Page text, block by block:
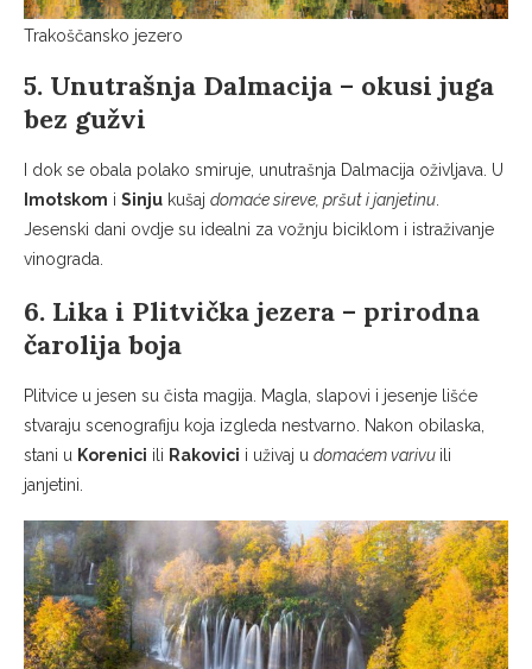
Trakoščansko jezero
5. Unutrašnja Dalmacija – okusi juga
bez gužvi
I dok se obala polako smiruje, unutrašnja Dalmacija oživljava. U
Imotskom i Sinju kušaj domaće sireve, pršut i janjetinu.
Jesenski dani ovdje su idealni za vožnju biciklom i istraživanje
vinograda.
6. Lika i Plitvička jezera – prirodna
čarolija boja
Plitvice u jesen su čista magija. Magla, slapovi i jesenje lišće
stvaraju scenografiju koja izgleda nestvarno. Nakon obilaska,
stani u Korenici ili Rakovici i uživaj u domaćem varivu ili
janjetini.